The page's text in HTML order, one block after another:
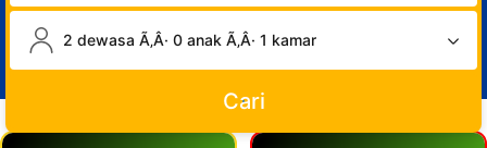
2 dewasa Ã‚Â· 0 anak Ã‚Â· 1 kamar
Cari